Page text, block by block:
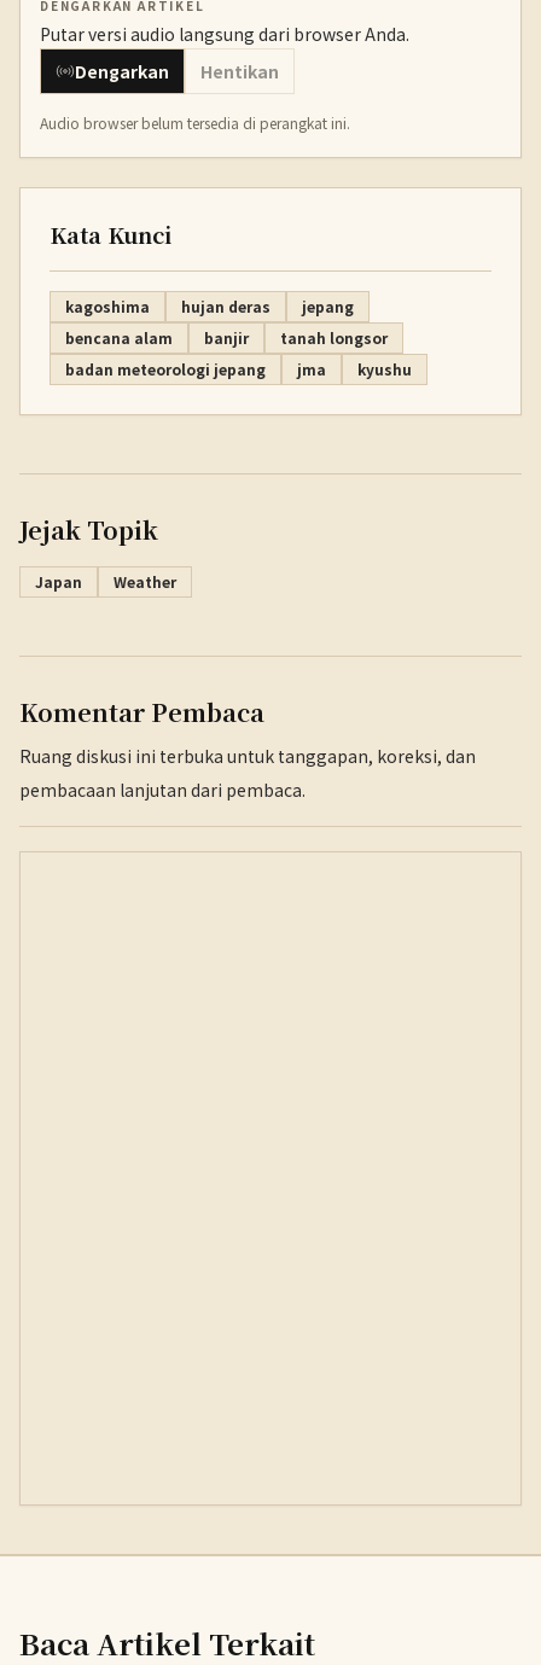
DENGARKAN ARTIKEL
Putar versi audio langsung dari browser Anda.
Dengarkan
Hentikan
Audio browser belum tersedia di perangkat ini.
Kata Kunci
kagoshima hujan deras
jepang
bencana alam
banjir
tanah longsor
badan meteorologi jepang
jma kyushu
Jejak Topik
Japan Weather
Komentar Pembaca
Ruang diskusi ini terbuka untuk tanggapan, koreksi, dan
pembacaan lanjutan dari pembaca.
Baca Artikel Terkait